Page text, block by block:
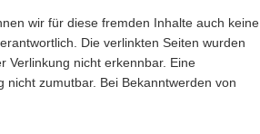
wir für diese fremden Inhalte auch keine
Die verlinkten Seiten wurden
Verlinkung nicht erkennbar. Eine
zumutbar. Bei Bekanntwerden von